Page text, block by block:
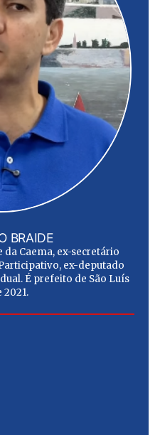
BRAIDE
Caema, ex-secretário
ex-deputado
É prefeito de São Luís
2021.